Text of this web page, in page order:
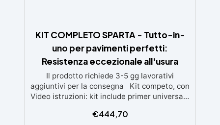
KIT COMPLETO SPARTA - Tutto-in-
uno per pavimenti perfetti:
Resistenza eccezionale all'usura
Il prodotto richiede 3-5 gg lavorativi
aggiuntivi per la consegna Kit competo, con
Video istruzioni: kit include primer universale
resina rivestimento antigraffio, pronto
€444,70